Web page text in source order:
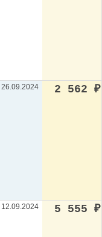
26.09.2024 2 562 ₽
12.09.2024 5 555 ₽